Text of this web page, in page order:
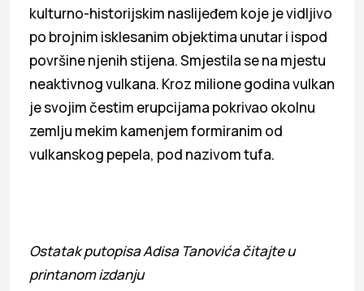
kulturno-historijskim naslijeđem koje je vidljivo
po brojnim isklesanim objektima unutar i ispod
površine njenih stijena. Smjestila se na mjestu
neaktivnog vulkana. Kroz milione godina vulkan
je svojim čestim erupcijama pokrivao okolnu
zemlju mekim kamenjem formiranim od
vulkanskog pepela, pod nazivom tufa.
Ostatak putopisa Adisa Tanovića čitajte u
printanom izdanju